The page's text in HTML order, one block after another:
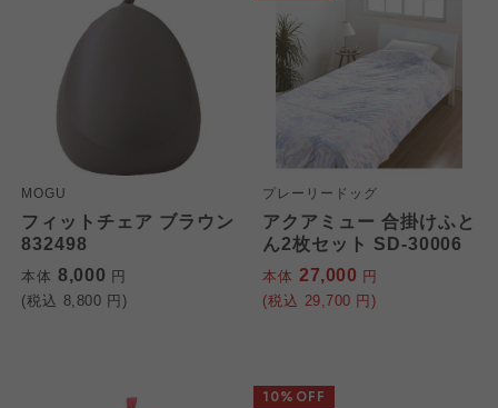
MOGU
フィットチェア ブラウン
832498
本体 8,000 円
(税込 8,800 円)
プレーリードッグ
アクアミュー 合掛けふと
ん2枚セット SD-30006
本体 27,000 円
(税込 29,700 円)
10%OFF